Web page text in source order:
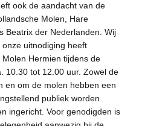
ook de aandacht van de
Molen, Hare
Beatrix der Nederlanden. Wij
uitnodiging heeft
Hermien tijdens de
10.30 tot 12.00 uur. Zowel de
en om de molen hebben een
publiek worden
ingericht. Voor genodigden is